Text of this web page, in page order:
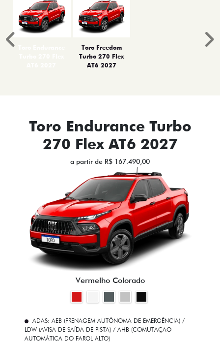
Toro Freedom
Turbo 270 Flex
AT6 2027
Anterior
Toro Endurance Turbo
270 Flex AT6 2027
a partir de R$ 167.490,00
Vermelho Colorado
ADAS: AEB (FRENAGEM AUTÔNOMA DE EMERGÊNCIA) /
LDW (AVISA DE SAÍDA DE PISTA) / AHB (COMUTAÇÃO
AUTOMÁTICA DO FAROL ALTO)